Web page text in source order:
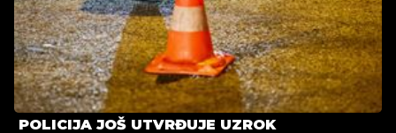
POLICIJA JOŠ UTVRĐUJE UZROK